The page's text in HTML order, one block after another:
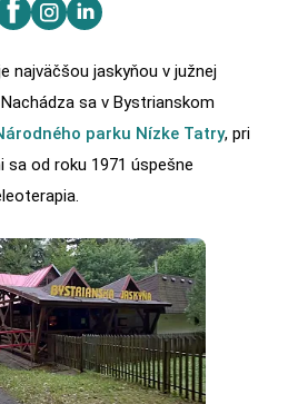
najväčšou jaskyňou v južnej
sa v Bystrianskom
parku Nízke Tatry, pri
sa od roku 1971 úspešne